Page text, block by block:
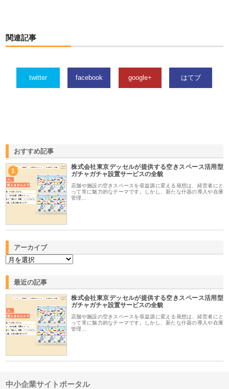
関連記事
twitter facebook google+ はてブ
おすすめ記事
1
株式会社東京デッセルが提供する空きスペース活用型
ガチャガチャ設置サービスの全貌
店舗や施設の空きスペースを収益源に変える発想は、経営者にと
って常に魅力的なテーマです。しかし、新たな什器の導入や在庫
管理…
アーカイブ
最近の記事
株式会社東京デッセルが提供する空きスペース活用型
ガチャガチャ設置サービスの全貌
店舗や施設の空きスペースを収益源に変える発想は、経営者にと
って常に魅力的なテーマです。しかし、新たな什器の導入や在庫
管理…
中小企業サイトポータル